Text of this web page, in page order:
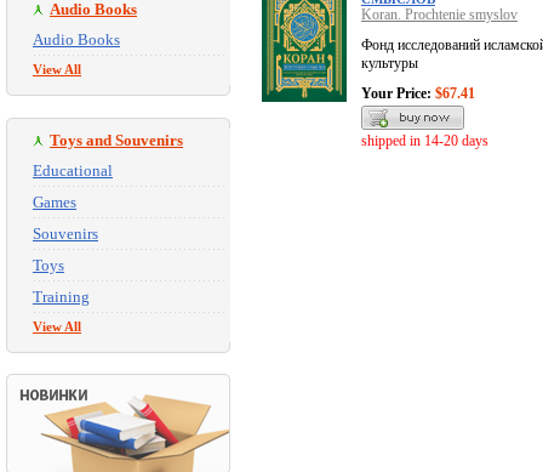
Audio Books
Audio Books
View All
Toys and Souvenirs
Educational
Games
Souvenirs
Toys
Training
View All
Koran. Prochtenie smyslov
Фонд исследований
культуры
Your Price: $67.41
shipped in 14-20 days